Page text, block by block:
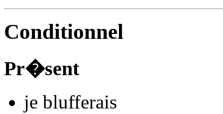
Conditionnel
Pr�sent
je blufferais